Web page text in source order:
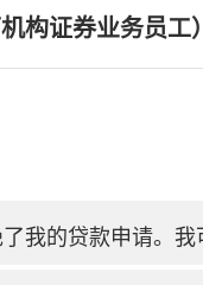
构证券业务员工）
我的贷款申请。我